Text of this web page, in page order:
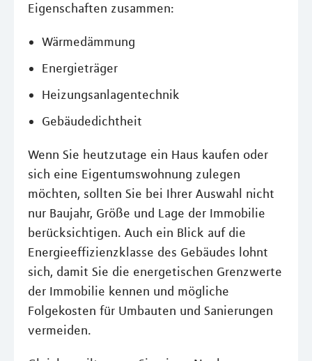
Eigenschaften zusammen:
Wärmedämmung
Energieträger
Heizungsanlagentechnik
Gebäudedichtheit
Wenn Sie heutzutage ein Haus kaufen oder
sich eine Eigentumswohnung zulegen
möchten, sollten Sie bei Ihrer Auswahl nicht
nur Baujahr, Größe und Lage der Immobilie
berücksichtigen. Auch ein Blick auf die
Energieeffizienzklasse des Gebäudes lohnt
sich, damit Sie die energetischen Grenzwerte
der Immobilie kennen und mögliche
Folgekosten für Umbauten und Sanierungen
vermeiden.